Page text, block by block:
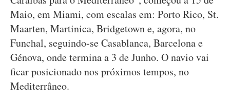
Maio, em Miami, com escalas em: Porto Rico, St.
Maarten, Martinica, Bridgetown e, agora, no
Funchal, seguindo-se Casablanca, Barcelona e
Génova, onde termina a 3 de Junho. O navio vai
ficar posicionado nos próximos tempos, no
Mediterrâneo.